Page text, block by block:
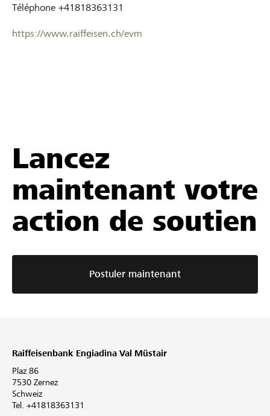
Téléphone +41818363131
https://www.raiffeisen.ch/evm
Lancez
maintenant votre
action de soutien
Postuler maintenant
Raiffeisenbank Engiadina Val Müstair
Plaz 86
7530 Zernez
Schweiz
Tel. +41818363131